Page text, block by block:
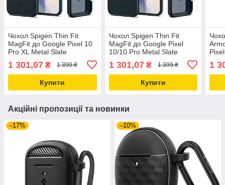
Чохол Spigen Thin Fit
MagFit до Google Pixel 10
Pro XL Metal Slate
1 301,07 ₴ 1 399 ₴
Купити
Чохол Spigen Thin Fit
MagFit до Google Pixel
10/10 Pro Metal Slate
1 301,07₴ 1 399 ₴
Купити
1
Акційні пропозиції та новинки
–17% –10%